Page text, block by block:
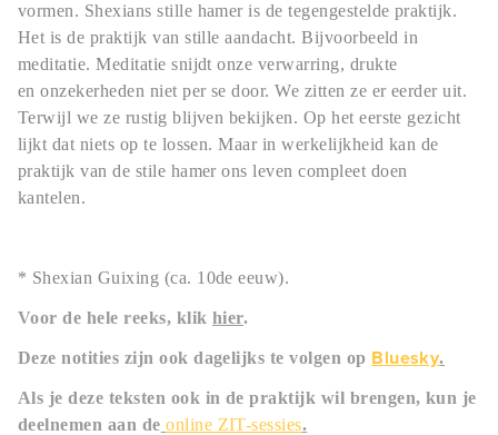
vormen. Shexians stille hamer is de tegengestelde praktijk.
Het is de praktijk van stille aandacht. Bijvoorbeeld in
meditatie. Meditatie snijdt onze verwarring, drukte
en onzekerheden niet per se door. We zitten ze er eerder uit.
Terwijl we ze rustig blijven bekijken. Op het eerste gezicht
lijkt dat niets op te lossen. Maar in werkelijkheid kan de
praktijk van de stile hamer ons leven compleet doen
kantelen.
* Shexian Guixing (ca. 10de eeuw).
Voor de hele reeks, klik hier.
Deze notities zijn ook dagelijks te volgen op Bluesky.
Als je deze teksten ook in de praktijk wil brengen, kun je
deelnemen aan de online ZIT-sessies.